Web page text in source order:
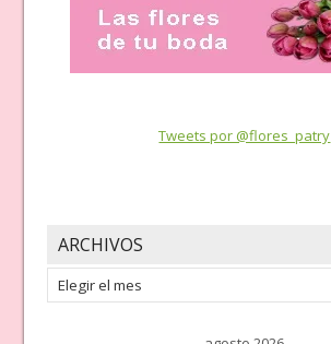
Tweets por @flores_patry
ARCHIVOS
Archivos